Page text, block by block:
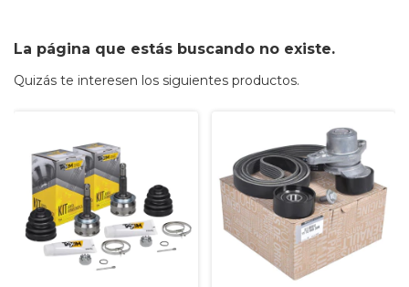
La página que estás buscando no existe.
Quizás te interesen los siguientes productos.